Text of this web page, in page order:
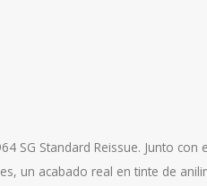
SG Standard Reissue. Junto con
un acabado real en tinte de